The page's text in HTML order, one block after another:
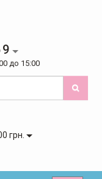
до 15:00
грн.